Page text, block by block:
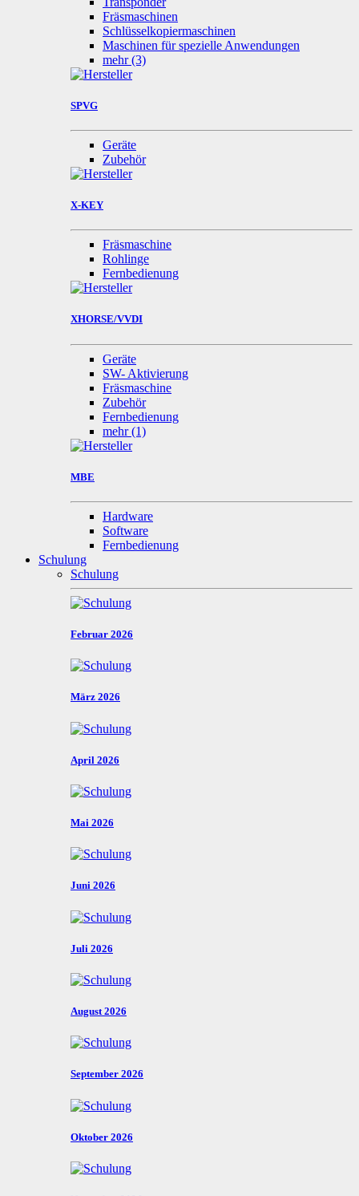
Fräsmaschinen
Schlüsselkopiermaschinen
Maschinen für spezielle Anwendungen
mehr(3)
SPVG
Geräte
Zubehör
X-KEY
Fräsmaschine
Rohlinge
Fernbedienung
XHORSE/VVDI
Geräte
SW- Aktivierung
Fräsmaschine
Zubehör
Fernbedienung
mehr(1)
MBE
Hardware
Software
Fernbedienung
Schulung
Schulung
Februar 2026
März 2026
April 2026
Mai 2026
Juni 2026
Juli 2026
August 2026
September 2026
Oktober 2026